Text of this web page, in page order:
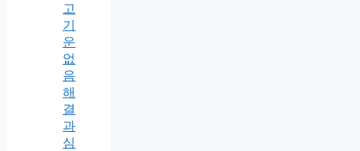
고
기
운
없
음
해
결
과
심